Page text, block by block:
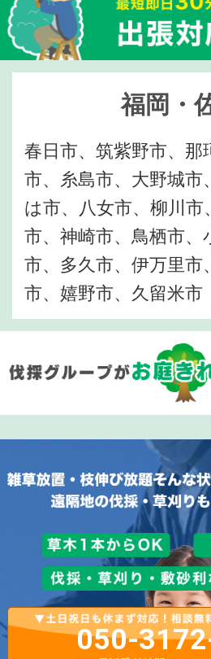
福岡・
春日市、筑紫野市、那
市、糸島市、大野城市
は市、八女市、柳川市
市、神崎市、鳥栖市、
市、多久市、伊万里市
市、嬉野市、久留米市
050-